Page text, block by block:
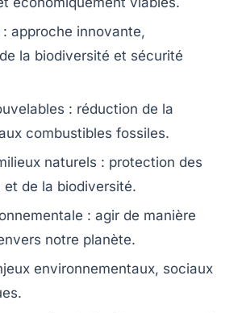
: approche innovante,
la biodiversité et sécurité
: réduction de la
combustibles fossiles.
naturels : protection des
et de la biodiversité.
: agir de manière
notre planète.
environnementaux, sociaux